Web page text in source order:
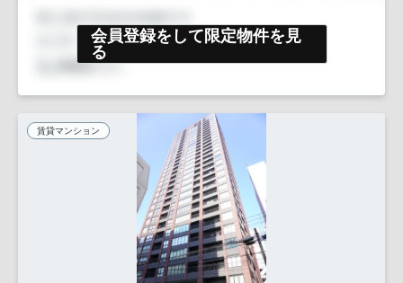
会員登録をして限定物件を見
る
賃貸マンション